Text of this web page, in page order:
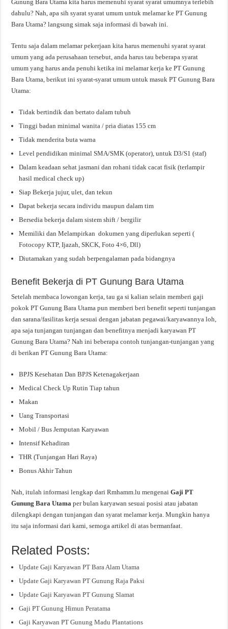
Gunung Bara Utama kita harus memenuhi syarat syarat umumnya terlebih
dahulu? Nah, apa sih syarat syarat umum untuk melamar ke PT Gunung
Bara Utama? langsung simak saja informasi di bawah ini.
Tentu saja dalam melamar pekerjaan kita harus memenuhi syarat syarat
umum yang ada perusahaan tersebut, anda harus tau beberapa syarat
umum yang harus anda penuhi ketika ini melamar kerja ke PT Gunung
Bara Utama, berikut ini syarat-syarat umum untuk masuk PT Gunung Bara
Utama:
Tidak bertindik dan bertato dalam tubuh
Tinggi badan minimal wanita / pria diatas 155 cm
Tidak menderita buta warna
Level pendidikan minimal SMA/SMK (operator), untuk D3/S1 (staf)
Dalam keadaan sehat jasmani dan rohani tidak cacat fisik (terlampir
hasil medical check up)
Siap Bekerja jujur, ulet, dan tekun
Dapat bekerja secara individu maupun dalam tim
Bersedia bekerja dalam sistem shift / bergilir
Memiliki dan Melampirkan dokumen yang diperlukan seperti (
Fotocopy KTP, Ijazah, SKCK, Foto 4×6, Dll)
Diutamakan yang sudah berpengalaman pada bidangnya
Benefit Bekerja di PT Gunung Bara Utama
Setelah membaca lowongan kerja, tau ga si kalian selain memberi gaji
pokok PT Gunung Bara Utama pun memberi beri benefit seperti tunjangan
dan sarana/fasilitas kerja sesuai dengan jabatan pegawai/karyawannya loh,
apa saja tunjangan tunjangan dan benefitnya menjadi karyawan PT
Gunung Bara Utama? Nah ini beberapa contoh tunjangan-tunjangan yang
di berikan PT Gunung Bara Utama:
BPJS Kesehatan Dan BPJS Ketenagakerjaan
Medical Check Up Rutin Tiap tahun
Makan
Uang Transportasi
Mobil / Bus Jemputan Karyawan
Intensif Kehadiran
THR (Tunjangan Hari Raya)
Bonus Akhir Tahun
Nah, itulah informasi lengkap dari Rmhamm.lu mengenaiGaji PT
Gunung Bara Utamaper bulan karyawan sesuai posisi atau jabatan
dilengkapi dengan tunjangan dan syarat melamar kerja. Mungkin hanya
itu saja informasi dari kami, semoga artikel di atas bermanfaat.
Related Posts:
Update Gaji Karyawan PT Bara Alam Utama
Update Gaji Karyawan PT Gunung Raja Paksi
Update Gaji Karyawan PT Gunung Slamat
Gaji PT Gunung Himun Peratama
Gaji Karyawan PT Gunung Madu Plantations